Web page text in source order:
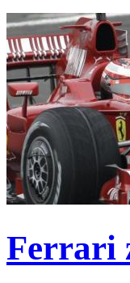
Ferrari